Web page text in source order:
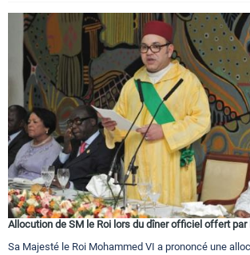
Allocution de SM le Roi lors du dîner officiel offert par
Sa Majesté le Roi Mohammed VI a prononcé une